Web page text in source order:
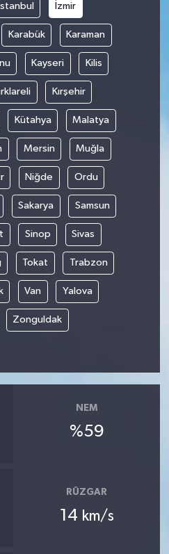
İstanbul İzmir
Karabük Karaman
Kayseri Kilis
Kırşehir
Kütahya Malatya
Mersin Muğla
Niğde Ordu
Sakarya Samsun
Sinop Sivas
Tokat Trabzon
Van Yalova
Zonguldak
NEM
%59
RÜZGAR
14 km/s